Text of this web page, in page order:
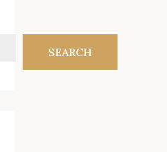
SEARCH